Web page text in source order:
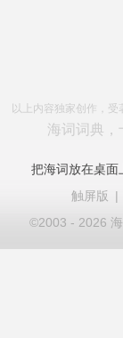
以上内容独家创作，
海词词典，
把海词放在桌面
触屏版
|
©2003 - 2026